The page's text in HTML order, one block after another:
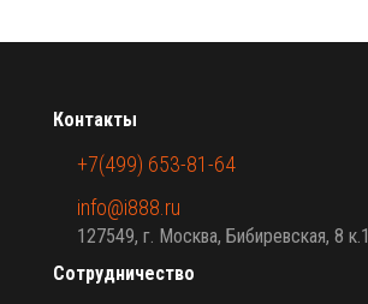
Сотрудничество
Контакты
+7(499) 653-81-64
info@i888.ru
127549, г. Москва, Бибиревская, 8 к.1